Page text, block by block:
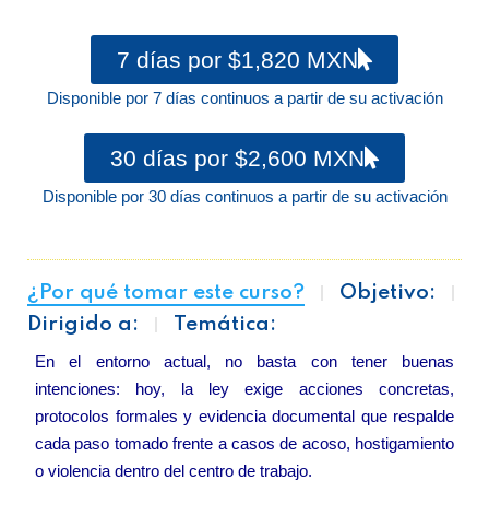
7 días por $1,820 MXN
Disponible por 7 días continuos a partir de su activación
30 días por $2,600 MXN
Disponible por 30 días continuos a partir de su activación
¿Por qué tomar este curso?
Objetivo:
Dirigido a:
Temática:
En el entorno actual, no basta con tener buenas
intenciones: hoy, la ley exige acciones concretas,
protocolos formales y evidencia documental que respalde
cada paso tomado frente a casos de acoso, hostigamiento
o violencia dentro del centro de trabajo.